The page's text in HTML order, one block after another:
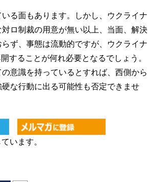
る面もあります。しかし、ウクライナ
ロ制裁の用意が無い以上、当面、解決
ず、事態は流動的ですが、ウクライナ
することが何れ必要となるでしょう。
意識を持っているとすれば、西側から
な行動に出る可能性も否定できませ
います。